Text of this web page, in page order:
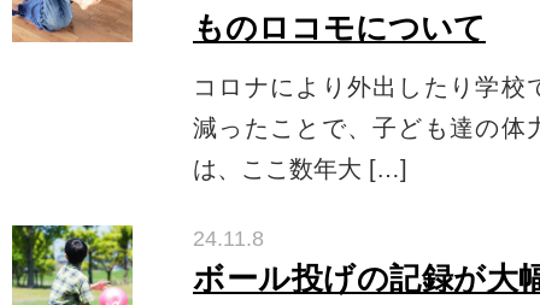
ものロコモについて
コロナにより外出したり学校
減ったことで、子ども達の体
は、ここ数年大 […]
24.11.8
ボール投げの記録が大